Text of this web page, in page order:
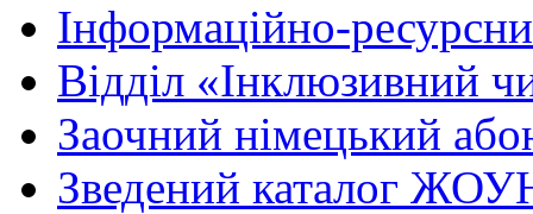
Інформаційно-
Вiддiл «Інклюзивний
Заочний німецький
Зведений каталог